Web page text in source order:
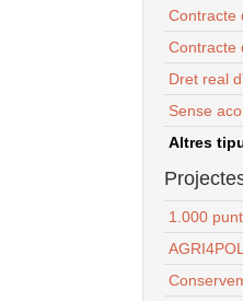
Contracte
Contracte
Dret real
Sense
Altres
1.000
AGRI4POL